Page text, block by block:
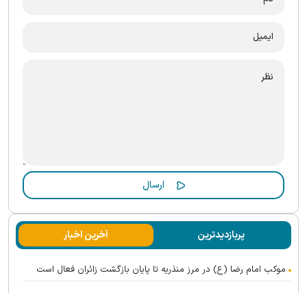
پربازدیدترین آخرین اخبار
موکب امام رضا (ع) در مرز منذریه تا پایان بازگشت زائران فعال است